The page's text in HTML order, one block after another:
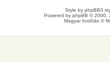
Style by phpBB3
Powered by phpBB © 2000,
Magyar fordítás ©